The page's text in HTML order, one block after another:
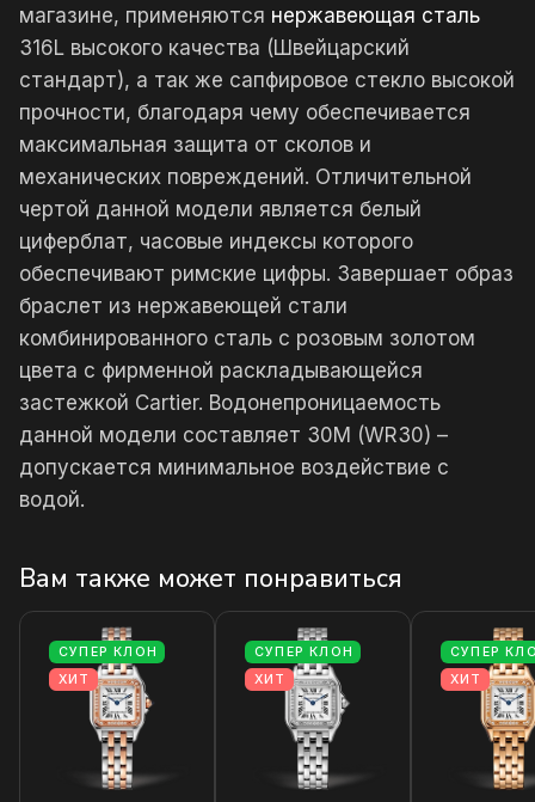
магазине, применяются нержавеющая сталь
316L высокого качества (Швейцарский
стандарт), а так же сапфировое стекло высокой
прочности, благодаря чему обеспечивается
максимальная защита от сколов и
механических повреждений. Отличительной
чертой данной модели является белый
циферблат, часовые индексы которого
обеспечивают римские цифры. Завершает образ
браслет из нержавеющей стали
комбинированного сталь с розовым золотом
цвета с фирменной раскладывающейся
застежкой Cartier. Водонепроницаемость
данной модели составляет 30М (WR30) –
допускается минимальное воздействие с
водой.
Вам также может понравиться
СУПЕР КЛОН
ХИТ
СУПЕР КЛОН
ХИТ
СУПЕР
ХИТ